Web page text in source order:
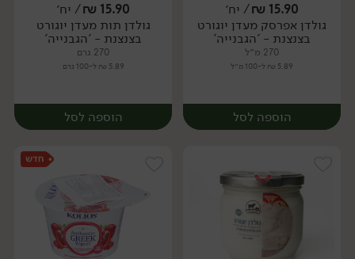
יח׳ יח׳
15.90
₪/ יח׳
גולדן אפרסק מעדן יוגורט
בצנצנת - 'הגבנייה'
270 מ״ל
5.89 ₪ ל-100 מ״ל
הוספה לסל
15.90
₪/ יח׳
גולדן תות מעדן יוגורט
בצנצנת - 'הגבנייה'
270 גרם
5.89 ₪ ל-100 גרם
הוספה לסל